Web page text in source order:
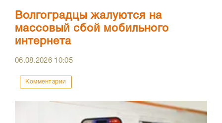
Волгоградцы жалуются на
массовый сбой мобильного
интернета
06.08.2026 10:05
Комментарии